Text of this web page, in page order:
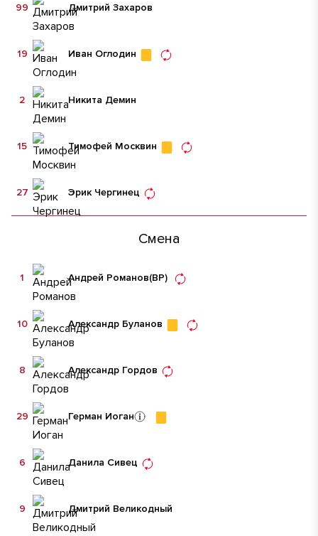
Дмитрий Захаров
99
Иван Оглодин
19
Никита Демин
2
Тимофей Москвин
15
Эрик Чергинец
27
Смена
Андрей Романов(ВР)
1
Александр Буланов
10
Александр Гордов
8
Герман Иоган
29
Данила Сивец
6
Дмитрий Великодный
9